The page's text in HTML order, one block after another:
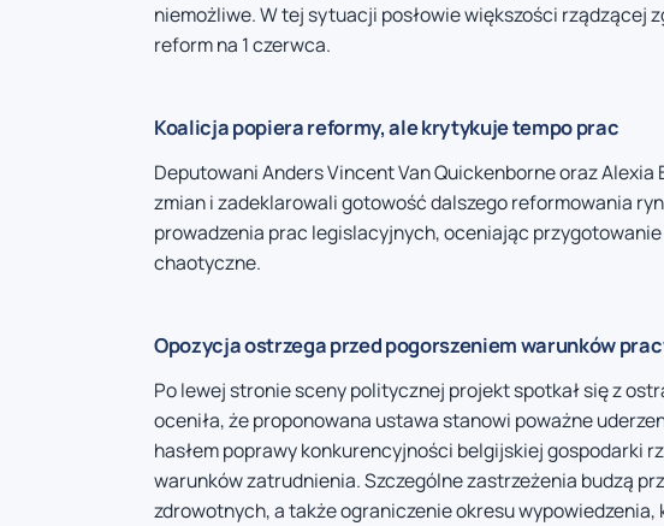
niemożliwe. W tej sytuacji posłowie większości rządzącej
reform na 1 czerwca.
Koalicja popiera reformy, ale krytykuje tempo prac
Deputowani Anders Vincent Van Quickenborne oraz
zmian i zadeklarowali gotowość dalszego reformowania
prowadzenia prac legislacyjnych, oceniając
chaotyczne.
Opozycja ostrzega przed pogorszeniem warunków
Po lewej stronie sceny politycznej projekt spotkał się z
oceniła, że proponowana ustawa stanowi poważne
hasłem poprawy konkurencyjności belgijskiej gospodarki
warunków zatrudnienia. Szczególne zastrzeżenia budzą
zdrowotnych, a także ograniczenie okresu